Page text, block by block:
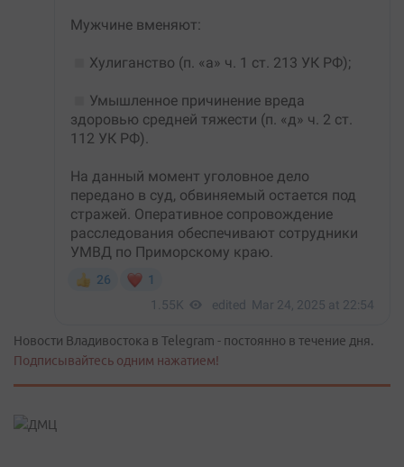
Новости Владивостока в Telegram - постоянно в течение дня.
Подписывайтесь одним нажатием!